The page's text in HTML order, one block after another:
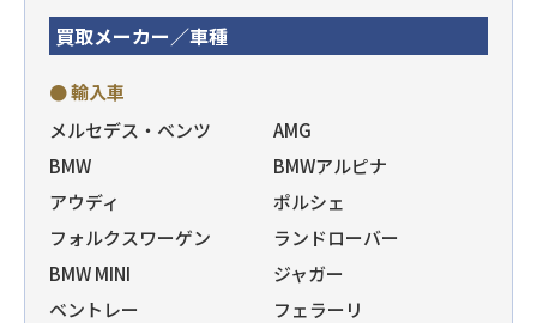
買取メーカー／車種
● 輸入車
メルセデス・ベンツ
AMG
BMW
BMWアルピナ
アウディ
ポルシェ
フォルクスワーゲン
ランドローバー
BMW MINI
ジャガー
ベントレー
フェラーリ